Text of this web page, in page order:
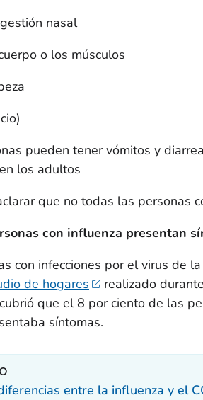
nasal
o los músculos
pueden tener vómitos y
los adultos
que no todas las personas
con influenza presentan
con infecciones por el virus de
de hogares
realizado
que el 8 por ciento de las
síntomas.
entre la influenza y el